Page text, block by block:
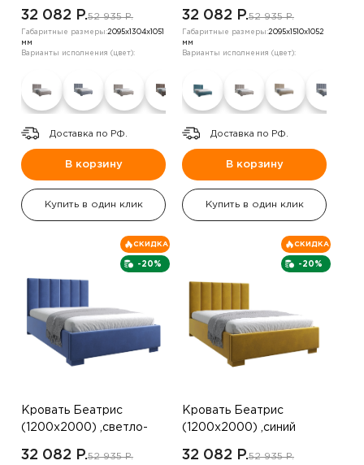
32 082 P.52 935 P.
Габаритные размеры:2095х1304х1051
мм
Варианты исполнения (цвет):
Доставка по РФ.
В корзину
Купить в один клик
32 082 P.52 935 P.
Габаритные размеры:2095х1510х1052
мм
Варианты исполнения (цвет):
Доставка по РФ.
В корзину
Купить в один клик
-20%
СКИДКА
Кровать Беатрис
(1200х2000) ,светло-
32 082 P.52 935 P.
-20%
СКИДКА
Кровать Беатрис
(1200х2000) ,синий
32 082 P.52 935 P.